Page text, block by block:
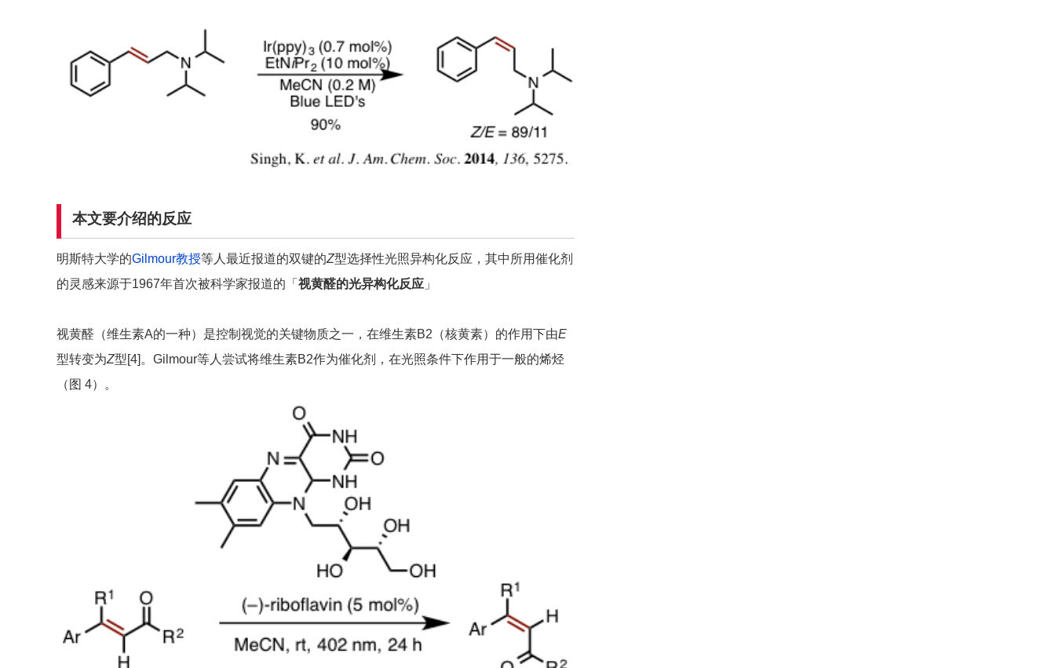
本文要介绍的反应
明斯特大学的Gilmour教授等人最近报道的双键的Z型选择性光照异构化反应，其中所用催化剂
的灵感来源于1967年首次被科学家报道的「 视黄醛的光异构化反应 」
视黄醛（维生素A的一种）是控制视觉的关键物质之一，在维生素B2（核黄素）的作用下由E
型转变为Z型[4]。Gilmour等人尝试将维生素B2作为催化剂，在光照条件下作用于一般的烯烃
（图 4）。